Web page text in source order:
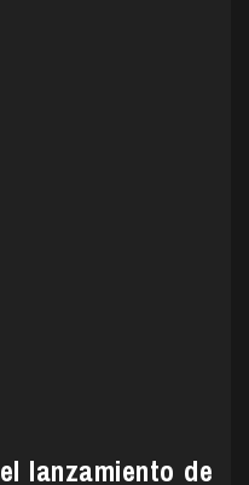
lanzamiento de